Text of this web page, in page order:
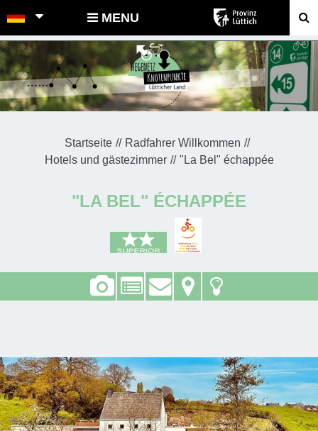
POINTS-NOEUDS MENU
Startseite
Radfahrer Willkommen
Hotels und gästezimmer
"La Bel" échappée
"LA BEL" ÉCHAPPÉE